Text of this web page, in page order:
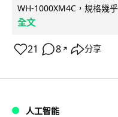
WH-1000XM4C，規格幾
全文
21 8 ↗ 分享
人工智能